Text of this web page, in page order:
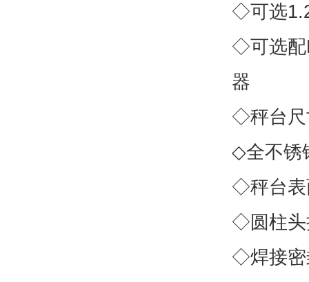
◇可选
◇可选配
器
◇秤台尺
◇全不锈
◇秤台表
◇圆柱头
◇焊接密